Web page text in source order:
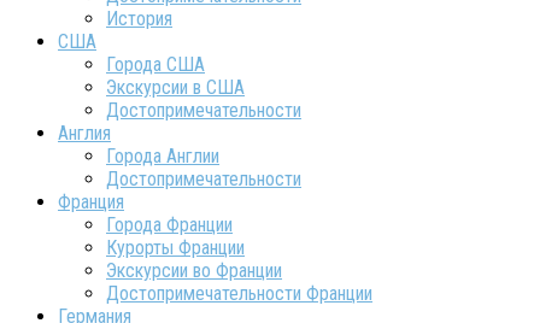
История
США
Города США
Экскурсии в США
Достопримечательности
Англия
Города Англии
Достопримечательности
Франция
Города Франции
Курорты Франции
Экскурсии во Франции
Достопримечательности Франции
Германия